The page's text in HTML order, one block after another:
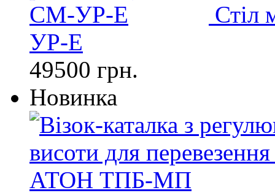
Стіл
УР-Е
49500 грн.
Новинка